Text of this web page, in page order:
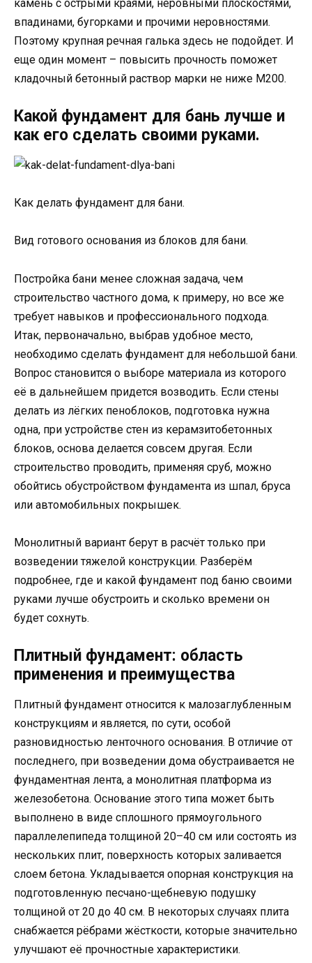
камень с острыми краями, неровными плоскостями,
впадинами, бугорками и прочими неровностями.
Поэтому крупная речная галька здесь не подойдет. И
еще один момент – повысить прочность поможет
кладочный бетонный раствор марки не ниже М200.
Какой фундамент для бань лучше и
как его сделать своими руками.
Как делать фундамент для бани.
Вид готового основания из блоков для бани.
Постройка бани менее сложная задача, чем
строительство частного дома, к примеру, но все же
требует навыков и профессионального подхода.
Итак, первоначально, выбрав удобное место,
необходимо сделать фундамент для небольшой бани.
Вопрос становится о выборе материала из которого
её в дальнейшем придется возводить. Если стены
делать из лёгких пеноблоков, подготовка нужна
одна, при устройстве стен из керамзитобетонных
блоков, основа делается совсем другая. Если
строительство проводить, применяя сруб, можно
обойтись обустройством фундамента из шпал, бруса
или автомобильных покрышек.
Монолитный вариант берут в расчёт только при
возведении тяжелой конструкции. Разберём
подробнее, где и какой фундамент под баню своими
руками лучше обустроить и сколько времени он
будет сохнуть.
Плитный фундамент: область
применения и преимущества
Плитный фундамент относится к малозаглубленным
конструкциям и является, по сути, особой
разновидностью ленточного основания. В отличие от
последнего, при возведении дома обустраивается не
фундаментная лента, а монолитная платформа из
железобетона. Основание этого типа может быть
выполнено в виде сплошного прямоугольного
параллелепипеда толщиной 20–40 см или состоять из
нескольких плит, поверхность которых заливается
слоем бетона. Укладывается опорная конструкция на
подготовленную песчано-щебневую подушку
толщиной от 20 до 40 см. В некоторых случаях плита
снабжается рёбрами жёсткости, которые значительно
улучшают её прочностные характеристики.